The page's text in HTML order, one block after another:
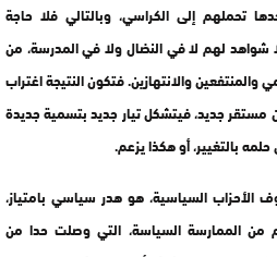
تحملهم إلى الكراسي، وبالتالي فلا حاجة
شواهد لهم لا في النضال ولا في المدرسة، من
والانتهازين. فتكون النتيجة اغتراب
مستقر جديد، فيتشكل تيار جديد بتسمية جديدة
بالتغيير، أو هكذا يزعم.
الأحزاب السياسية، هو هدر سياسي بامتياز،
من الممارسة السياسة، التي وصلت حدا من